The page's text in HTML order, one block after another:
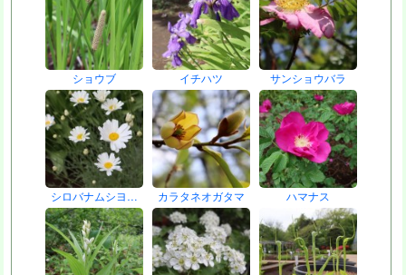
ショウブ イチハツ サンショウバラ
シロバナムシヨ… カラタネオガタマ ハマナス